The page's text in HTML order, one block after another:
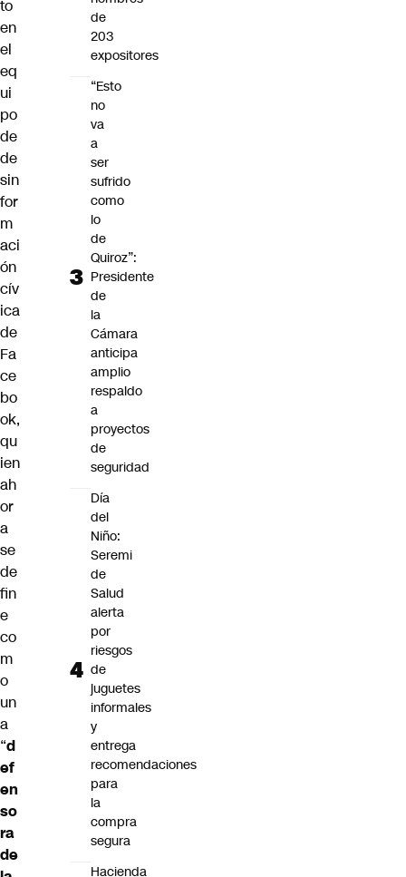
to
en
el
eq
ui
po
de
de
sin
for
m
aci
ón
cív
ica
de
Fa
ce
bo
ok,
qu
ien
ah
or
a
se
de
fin
e
co
m
o
un
a
“d
ef
en
so
ra
de
de
203
expositores
“Esto
no
va
a
ser
sufrido
como
lo
de
Quiroz”:
Presidente
de
la
Cámara
anticipa
amplio
respaldo
a
proyectos
de
seguridad
Día
del
Niño:
Seremi
de
Salud
alerta
por
riesgos
de
juguetes
informales
y
entrega
recomendaciones
para
la
compra
segura
Hacienda